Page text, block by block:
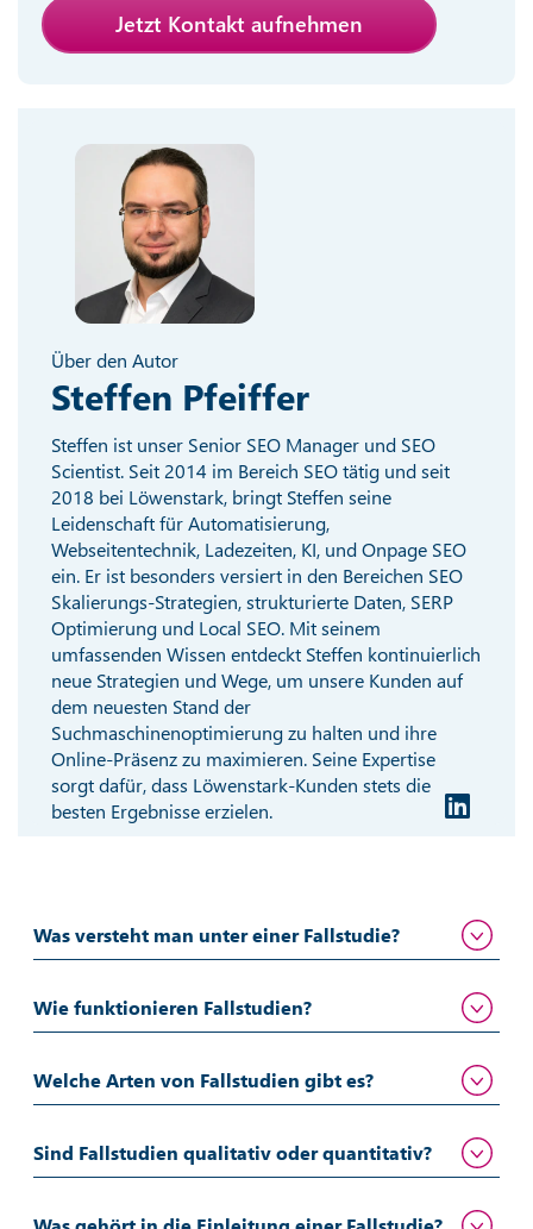
Jetzt Kontakt aufnehmen
Über den Autor
Steffen Pfeiffer
Steffen ist unser Senior SEO Manager und SEO
Scientist. Seit 2014 im Bereich SEO tätig und seit
2018 bei Löwenstark, bringt Steffen seine
Leidenschaft für Automatisierung,
Webseitentechnik, Ladezeiten, KI, und Onpage SEO
ein. Er ist besonders versiert in den Bereichen SEO
Skalierungs-Strategien, strukturierte Daten, SERP
Optimierung und Local SEO. Mit seinem
umfassenden Wissen entdeckt Steffen kontinuierlich
neue Strategien und Wege, um unsere Kunden auf
dem neuesten Stand der
Suchmaschinenoptimierung zu halten und ihre
Online-Präsenz zu maximieren. Seine Expertise
sorgt dafür, dass Löwenstark-Kunden stets die
besten Ergebnisse erzielen.
Was versteht man unter einer Fallstudie?
Wie funktionieren Fallstudien?
Welche Arten von Fallstudien gibt es?
Sind Fallstudien qualitativ oder quantitativ?